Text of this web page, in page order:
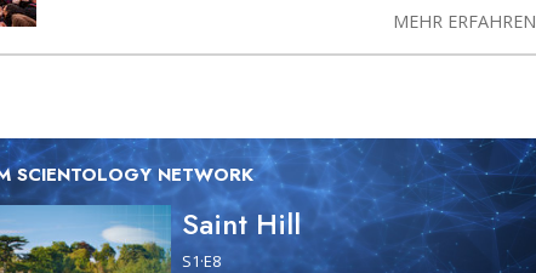
MEHR ERFAHREN
SCIENTOLOGY NETWORK
Saint Hill
S1·E8